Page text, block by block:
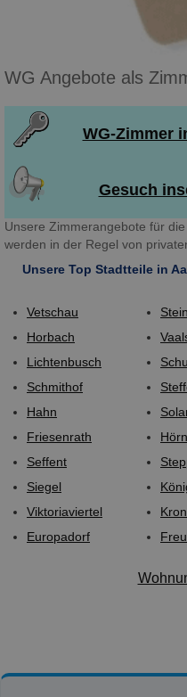
WG Angebote als
WG-Zimmer
Gesuch
Unsere Zimmerangebote für
werden in der Regel von
Unsere Top Stadtteile in
Vetschau
Horbach
Lichtenbusch
Schmithof
Hahn
Friesenrath
Seffent
Siegel
Viktoriaviertel
Europadorf
Hörn